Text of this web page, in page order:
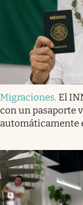
Migraciones. El
con un pasaporte
automáticamente